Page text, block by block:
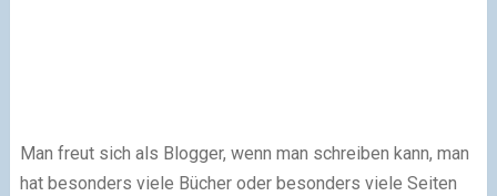
Man freut sich als Blogger, wenn man schreiben kann, man
hat besonders viele Bücher oder besonders viele Seiten